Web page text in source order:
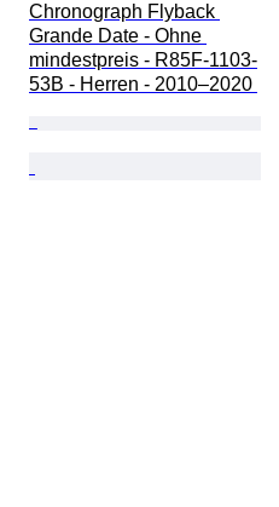
Chronograph Flyback
Grande Date - Ohne
mindestpreis - R85F-1103-
53B - Herren - 2010–2020